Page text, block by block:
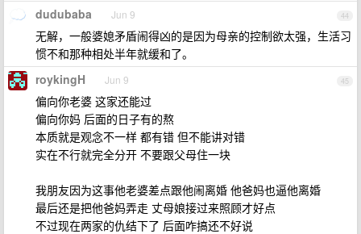
44
dudubaba Jun 9
无解，一般婆媳矛盾闹得凶的是因为母亲的控制欲太强，生活习
惯不和那种相处半年就缓和了。
45
roykingH Jun 9
偏向你老婆 这家还能过
偏向你妈 后面的日子有的熬
本质就是观念不一样 都有错 但不能讲对错
实在不行就完全分开 不要跟父母住一块
我朋友因为这事他老婆差点跟他闹离婚 他爸妈也逼他离婚
最后还是把他爸妈弄走 丈母娘接过来照顾才好点
不过现在两家的仇结下了 后面咋搞还不好说